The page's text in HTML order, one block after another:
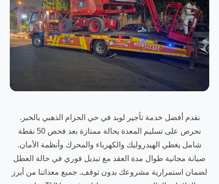
نقدم أفضل خدمة تأجير لوبد في حي الحزام الذهبي بالخبر.
نحرص على تسليم المعدة بحالة ممتازة بعد فحص 50 نقطة
شامل يغطي الهيدروليك والكهرباء والمحرك وأنظمة الأمان.
صيانة مجانية طوال مدة العقد مع تبديل فوري في حالة العطل
لضمان استمرارية مشروعك بدون توقف. جميع معداتنا من أبرز